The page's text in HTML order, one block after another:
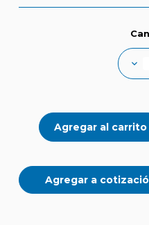
Giant
Agregar a